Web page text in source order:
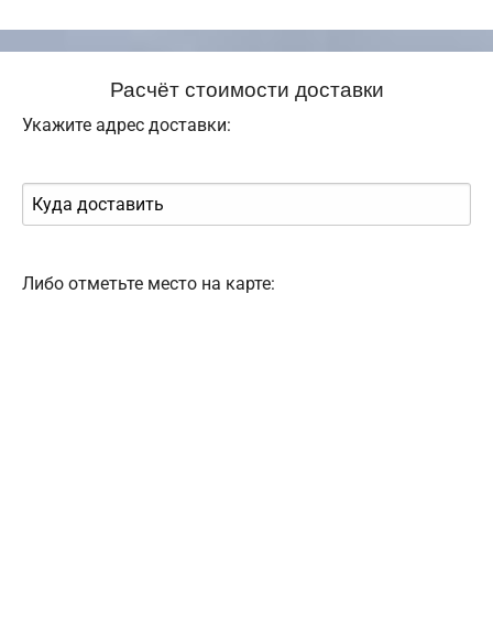
Расчёт стоимости доставки
Укажите адрес доставки:
Либо отметьте место на карте: